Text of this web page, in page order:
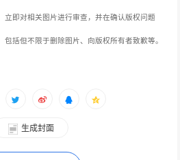
立即对相关图片进行审查，并在确认版权问题
括但不限于删除图片、向版权所有者致歉等。
生成封面